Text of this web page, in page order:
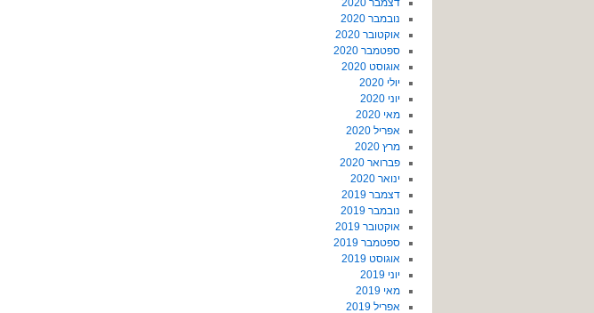
דצמבר 2020
נובמבר 2020
אוקטובר 2020
ספטמבר 2020
אוגוסט 2020
יולי 2020
יוני 2020
מאי 2020
אפריל 2020
מרץ 2020
פברואר 2020
ינואר 2020
דצמבר 2019
נובמבר 2019
אוקטובר 2019
ספטמבר 2019
אוגוסט 2019
יוני 2019
מאי 2019
אפריל 2019